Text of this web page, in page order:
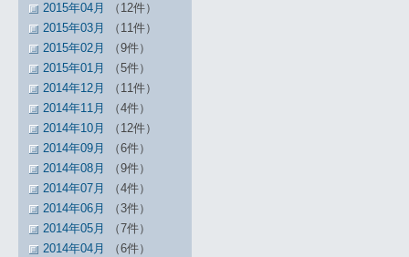
2015年04月
（12件）
2015年03月
（11件）
2015年02月
（9件）
2015年01月
（5件）
2014年12月
（11件）
2014年11月
（4件）
2014年10月
（12件）
2014年09月
（6件）
2014年08月
（9件）
2014年07月
（4件）
2014年06月
（3件）
2014年05月
（7件）
2014年04月
（6件）